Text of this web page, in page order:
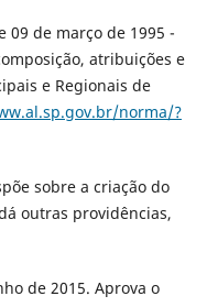
09 de março de 1995 -
atribuições e
e Regionais de
norma/?
sobre a criação do
outras providências,
de 2015. Aprova o